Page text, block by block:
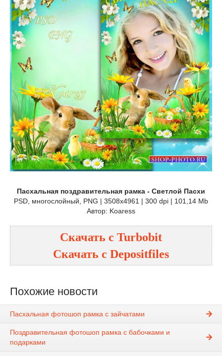
Пасхальная поздравительная рамка - Светлой Пасхи
PSD, многослойный, PNG | 3508x4961 | 300 dpi | 101,14 Mb
Автор: Koaress
Скачать с Turbobit
Скачать с Depositfiles
Похожие новости
Пасхальная фотошоп рамка с зайчатами
Поздравительная фотошоп рамка с бабочками и
подарками